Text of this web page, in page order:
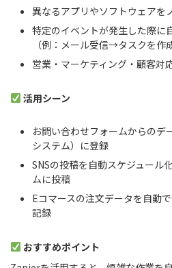
異なるアプリやソフトウェアを
特定のイベントが発生した際に
（例：メール受信→タスクを作成
営業・マーケティング・顧客対
活用シーン
お問い合わせフォームからのデ
システム）に登録
SNSの投稿を自動スケジュール
ムに投稿
Eコマースの注文データを自動
記録
おすすめポイント